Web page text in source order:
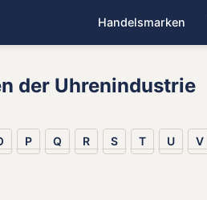
Handelsmarken
der Uhrenindustrie
P Q R S T U V